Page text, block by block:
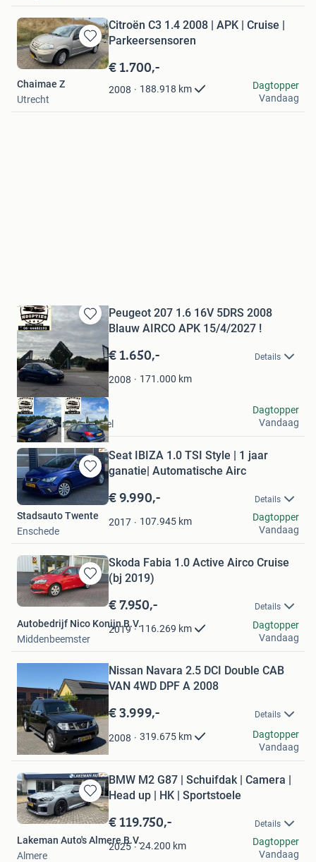
Bewaren
in
Favorieten
Citroën C3 1.4 2008 | APK | Cruise |
Parkeersensoren
€ 1.700,-
2008 188.918 km
Chaimae Z
Utrecht
Dagtopper
Vandaag
Bewaren
Mijn
Favorieten
Peugeot 207 1.6 16V 5DRS 2008
Blauw AIRCO APK 15/4/2027 !
€ 1.650,- Details
2008 171.000 km
Jami
Capelle aan den IJssel
Dagtopper
Vandaag
Bewaren
in
Mijn
Favorieten
Seat IBIZA 1.0 TSI Style | 1 jaar
ganatie| Automatische Airc
€ 9.990,- Details
2017 107.945 km
Stadsauto Twente
Enschede
Dagtopper
Vandaag
Bewaren
in
Favorieten
Skoda Fabia 1.0 Active Airco Cruise
(bj 2019)
€ 7.950,- Details
2019 116.269 km
Autobedrijf Nico Konijn B.V.
Middenbeemster
Dagtopper
Vandaag
Mijn
Favorieten
Nissan Navara 2.5 DCI Double CAB
VAN 4WD DPF A 2008
€ 3.999,- Details
2008 319.675 km
Rolf
Amersfoort
Dagtopper
Vandaag
Bewaren
in
Favorieten
BMW M2 G87 | Schuifdak | Camera |
Head up | HK | Sportstoele
€ 119.750,- Details
2025 24.200 km
Lakeman Auto's Almere B.V.
Almere
Dagtopper
Vandaag